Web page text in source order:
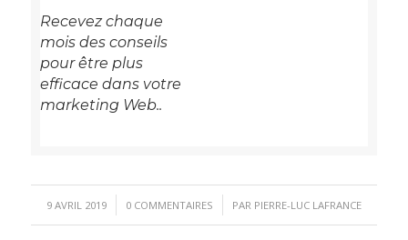
Recevez chaque
mois des conseils
pour être plus
efficace dans votre
marketing Web..
9 AVRIL 2019
/ 0 COMMENTAIRES
/ PAR PIERRE-LUC LAFRANCE